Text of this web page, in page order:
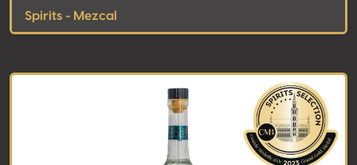
Spirits - Mezcal